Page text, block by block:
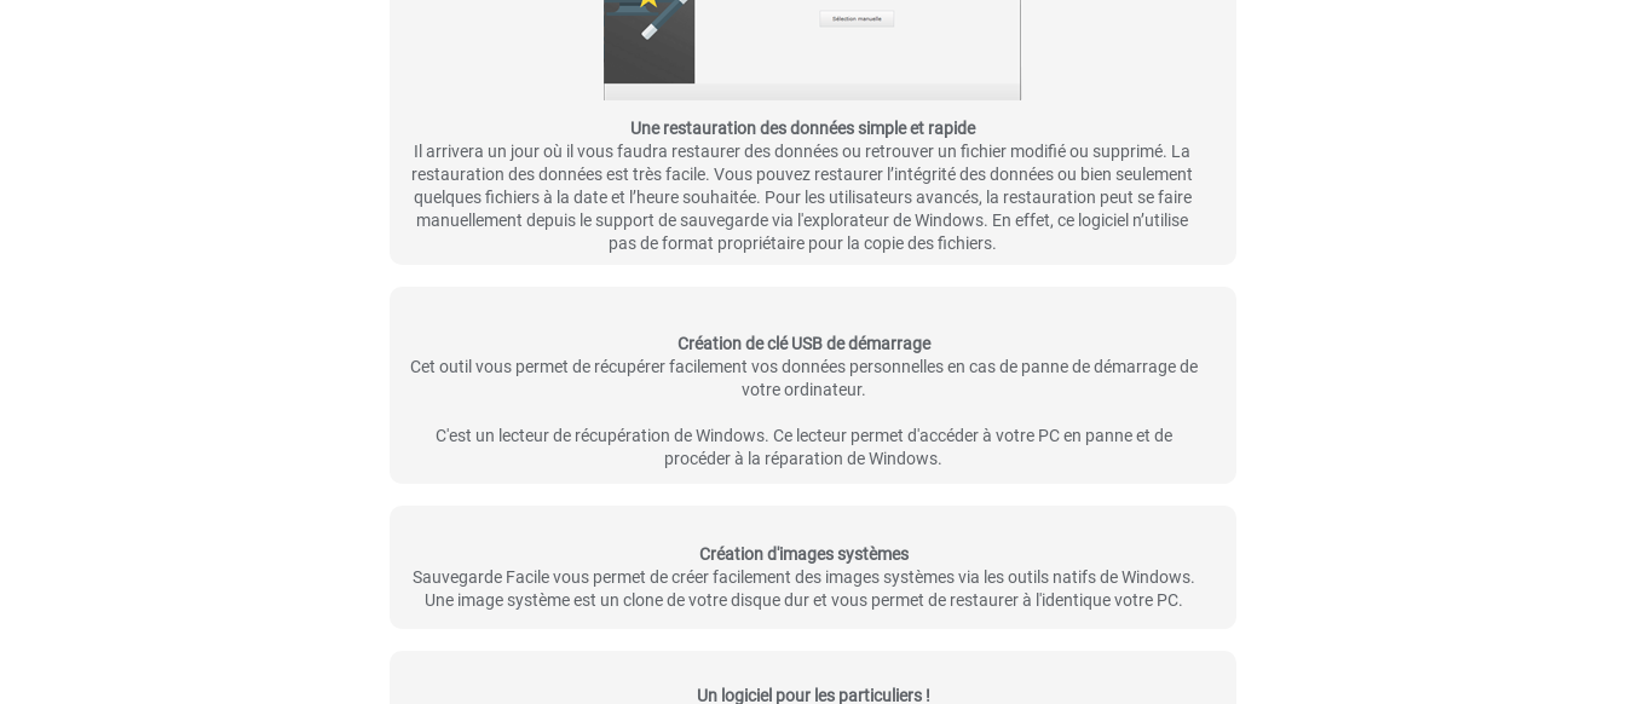
Une restauration des données simple et rapide
Il arrivera un jour où il vous faudra restaurer des données ou retrouver un fichier modifié ou supprimé. La
restauration des données est très facile. Vous pouvez restaurer l’intégrité des données ou bien seulement
quelques fichiers à la date et l’heure souhaitée. Pour les utilisateurs avancés, la restauration peut se faire
manuellement depuis le support de sauvegarde via l'explorateur de Windows. En effet, ce logiciel n’utilise
pas de format propriétaire pour la copie des fichiers.
Création de clé USB de démarrage
Cet outil vous permet de récupérer facilement vos données personnelles en cas de panne de démarrage de
votre ordinateur.
C'est un lecteur de récupération de Windows. Ce lecteur permet d'accéder à votre PC en panne et de
procéder à la réparation de Windows.
Création d'images systèmes
Sauvegarde Facile vous permet de créer facilement des images systèmes via les outils natifs de Windows.
Une image système est un clone de votre disque dur et vous permet de restaurer à l'identique votre PC.
Un logiciel pour les particuliers !